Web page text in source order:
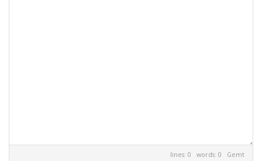
lines: 0 words: 0 Gemt